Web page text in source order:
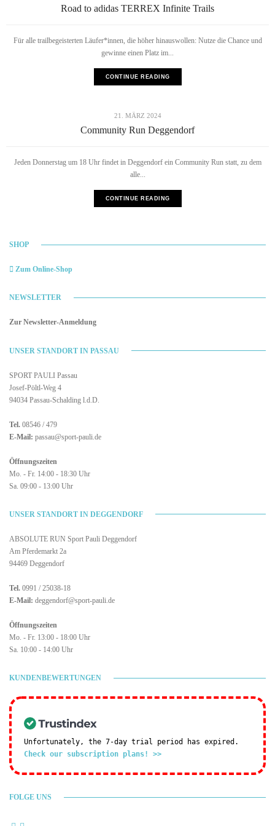
Road to adidas TERREX Infinite Trails
Für alle trailbegeisterten Läufer*innen, die höher hinauswollen: Nutze die Chance und
gewinne einen Platz im...
CONTINUE READING
21. MÄRZ 2024
Community Run Deggendorf
Jeden Donnerstag um 18 Uhr findet in Deggendorf ein Community Run statt, zu dem
alle...
CONTINUE READING
SHOP
Zum Online-Shop
NEWSLETTER
Zur Newsletter-Anmeldung
UNSER STANDORT IN PASSAU
SPORT PAULI Passau
Josef-Pöltl-Weg 4
94034 Passau-Schalding l.d.D.
Tel. 08546 / 479
E-Mail: passau@sport-pauli.de
Öffnungszeiten
Mo. - Fr. 14:00 - 18:30 Uhr
Sa. 09:00 - 13:00 Uhr
UNSER STANDORT IN DEGGENDORF
ABSOLUTE RUN Sport Pauli Deggendorf
Am Pferdemarkt 2a
94469 Deggendorf
Tel. 0991 / 25038-18
E-Mail: deggendorf@sport-pauli.de
Öffnungszeiten
Mo. - Fr. 13:00 - 18:00 Uhr
Sa. 10:00 - 14:00 Uhr
KUNDENBEWERTUNGEN
Unfortunately, the 7-day trial period has expired.
Check our subscription plans! >>
FOLGE UNS